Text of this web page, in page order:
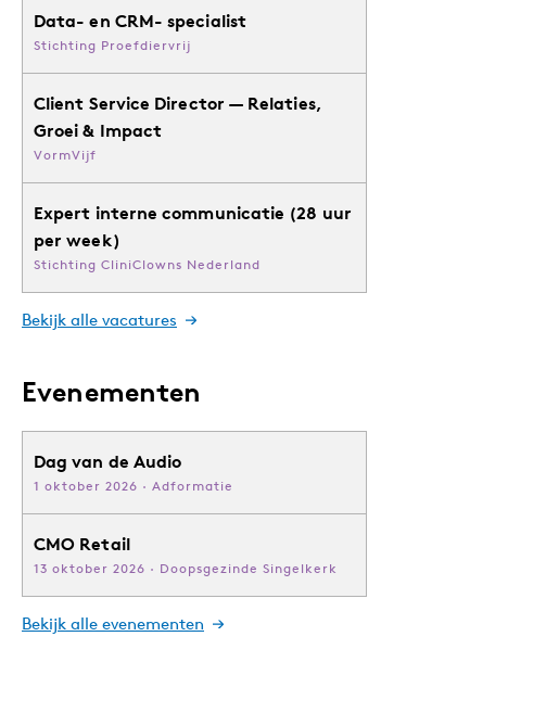
Data- en CRM- specialist
Stichting Proefdiervrij
Client Service Director — Relaties,
Groei & Impact
VormVijf
Expert interne communicatie (28 uur
per week)
Stichting CliniClowns Nederland
Bekijk alle vacatures
Evenementen
Dag van de Audio
1 oktober 2026 · Adformatie
CMO Retail
13 oktober 2026 · Doopsgezinde Singelkerk
Bekijk alle evenementen